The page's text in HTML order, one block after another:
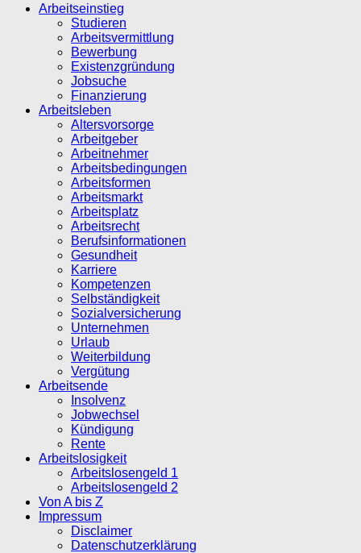
Arbeitseinstieg
Studieren
Arbeitsvermittlung
Bewerbung
Existenzgründung
Jobsuche
Finanzierung
Arbeitsleben
Altersvorsorge
Arbeitgeber
Arbeitnehmer
Arbeitsbedingungen
Arbeitsformen
Arbeitsmarkt
Arbeitsplatz
Arbeitsrecht
Berufsinformationen
Gesundheit
Karriere
Kompetenzen
Selbständigkeit
Sozialversicherung
Unternehmen
Urlaub
Weiterbildung
Vergütung
Arbeitsende
Insolvenz
Jobwechsel
Kündigung
Rente
Arbeitslosigkeit
Arbeitslosengeld 1
Arbeitslosengeld 2
Von A bis Z
Impressum
Disclaimer
Datenschutzerklärung